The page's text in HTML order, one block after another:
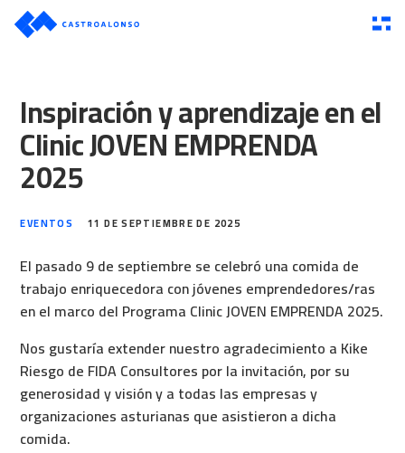
Inspiración y aprendizaje en el
Clinic JOVEN EMPRENDA
2025
EVENTOS 11 DE SEPTIEMBRE DE 2025
El pasado 9 de septiembre se celebró una comida de
trabajo enriquecedora con jóvenes emprendedores/ras
en el marco del Programa Clinic JOVEN EMPRENDA 2025.
Nos gustaría extender nuestro agradecimiento a Kike
Riesgo de FIDA Consultores por la invitación, por su
generosidad y visión y a todas las empresas y
organizaciones asturianas que asistieron a dicha
comida.